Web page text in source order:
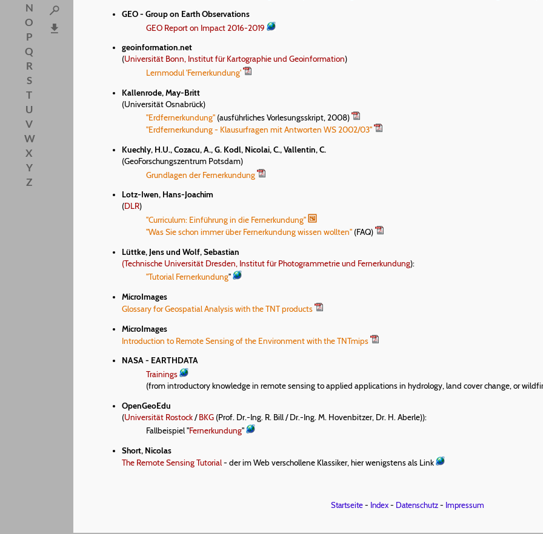
N
O
P
Q
R
S
T
U
V
W
X
Y
Z
GEO - Group on Earth Observations
GEO Report on Impact 2016-2019
geoinformation.net
(Universität Bonn, Institut für Kartographie und Geoinformation)
Lernmodul 'Fernerkundung'
Kallenrode, May-Britt
(Universität Osnabrück)
"Erdfernerkundung" (ausführliches Vorlesungsskript, 2008)
"Erdfernerkundung - Klausurfragen mit Antworten WS 2002/03"
Kuechly, H.U., Cozacu, A., G. Kodl, Nicolai, C., Vallentin, C.
(GeoForschungszentrum Potsdam)
Grundlagen der Fernerkundung
Lotz-Iwen, Hans-Joachim
(DLR)
"Curriculum: Einführung in die Fernerkundung"
"Was Sie schon immer über Fernerkundung wissen wollten" (FAQ)
Lüttke, Jens und Wolf, Sebastian
(Technische Universität Dresden, Institut für Photogrammetrie und Fernerkundung):
"Tutorial Fernerkundung"
MicroImages
Glossary for Geospatial Analysis with the TNT products
MicroImages
Introduction to Remote Sensing of the Environment with the TNTmips
NASA - EARTHDATA
Trainings
(from introductory knowledge in remote sensing to applied applications in hydrology, land cover change, or
OpenGeoEdu
(Universität Rostock/BKG (Prof. Dr.-Ing. R. Bill / Dr.-Ing. M. Hovenbitzer, Dr. H. Aberle)):
Fallbeispiel "Fernerkundung"
Short, Nicolas
The Remote Sensing Tutorial- der im Web verschollene Klassiker, hier wenigstens als Link
Startseite- Index- Datenschutz- Impressum